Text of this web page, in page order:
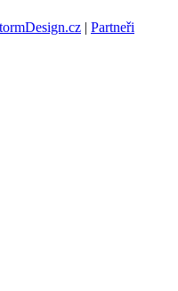
| Partneři